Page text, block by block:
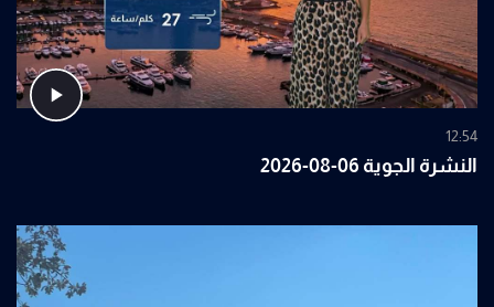
12:54
النشرة الجوية 06-08-2026